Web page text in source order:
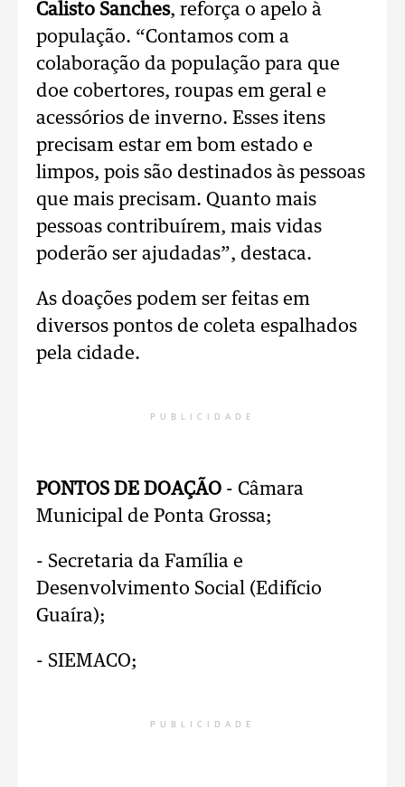
Calisto Sanches, reforça o apelo à
população. “Contamos com a
colaboração da população para que
doe cobertores, roupas em geral e
acessórios de inverno. Esses itens
precisam estar em bom estado e
limpos, pois são destinados às pessoas
que mais precisam. Quanto mais
pessoas contribuírem, mais vidas
poderão ser ajudadas”, destaca.
As doações podem ser feitas em
diversos pontos de coleta espalhados
pela cidade.
PUBLICIDADE
PONTOS DE DOAÇÃO - Câmara
Municipal de Ponta Grossa;
- Secretaria da Família e
Desenvolvimento Social (Edifício
Guaíra);
- SIEMACO;
PUBLICIDADE